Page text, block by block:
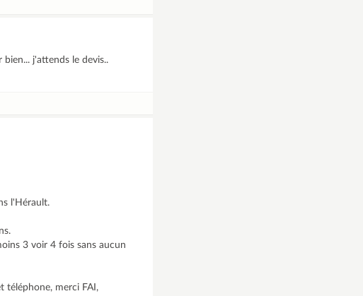
j'attends le devis..
l'Hérault.
3 voir 4 fois sans aucun
téléphone, merci FAI,